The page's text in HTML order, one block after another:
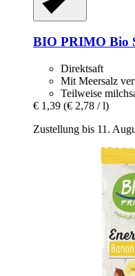
BIO PRIMO Bio
Direktsaft
Mit Meersalz
Teilweise
€ 1,39 (€ 2,78 / l)
Zustellung bis 11.